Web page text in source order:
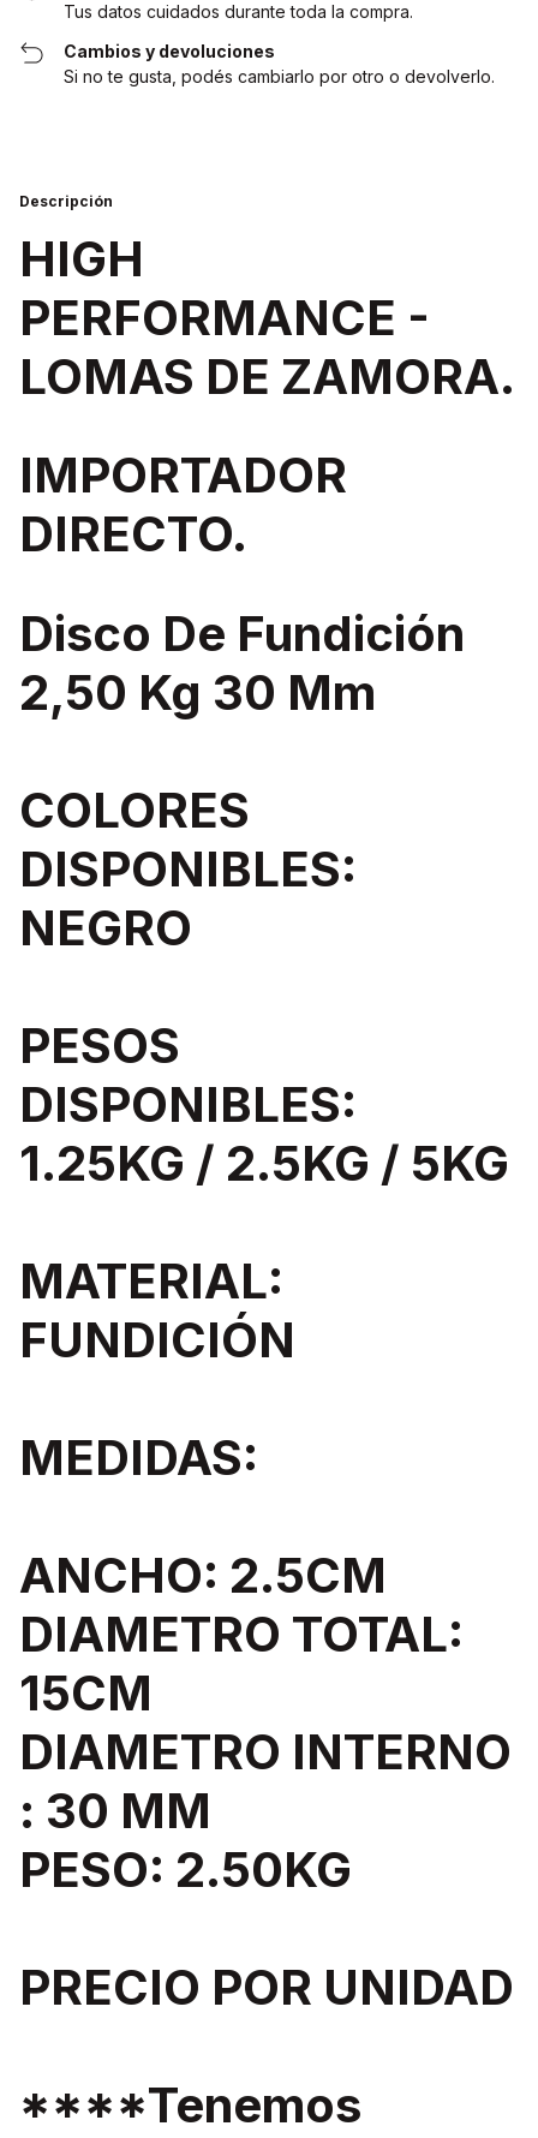
Tus datos cuidados durante toda la compra.
Cambios y devoluciones
Si no te gusta, podés cambiarlo por otro o devolverlo.
Descripción
HIGH
PERFORMANCE -
LOMAS DE ZAMORA.
IMPORTADOR
DIRECTO.
Disco De Fundición
2,50 Kg 30 Mm
COLORES
DISPONIBLES:
NEGRO
PESOS
DISPONIBLES:
1.25KG / 2.5KG / 5KG
MATERIAL:
FUNDICIÓN
MEDIDAS:
ANCHO: 2.5CM
DIAMETRO TOTAL:
15CM
DIAMETRO INTERNO
: 30 MM
PESO: 2.50KG
PRECIO POR UNIDAD
****Tenemos